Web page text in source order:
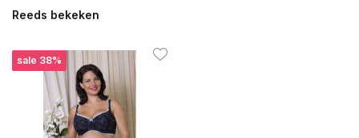
Reeds bekeken
sale 38%